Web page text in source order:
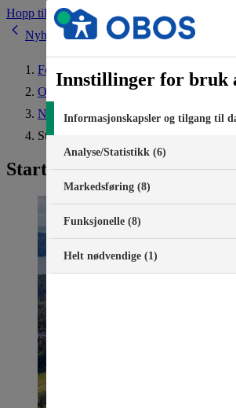
Hopp til innhold
Nyheter
Forside
Om OBOS
Nyheter
Startskudd for ny bydel sør i Oslo
Startskudd for ny bydel sør
Innstillinger for bruk
Informasjonskapsler og tilgang til
Analyse/Statistikk (6)
Markedsføring (8)
Funksjonelle (8)
Helt nødvendige (1)